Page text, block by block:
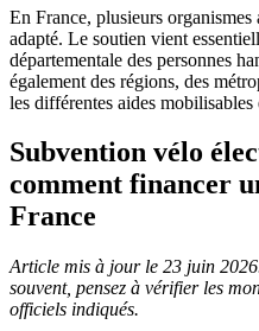
En France, plusieurs
adapté. Le soutien vient
départementale des personnes
également des régions, des
les différentes aides
Subvention vélo
comment financer
France
Article mis à jour le 23 juin
souvent, pensez à vérifier les
officiels indiqués.